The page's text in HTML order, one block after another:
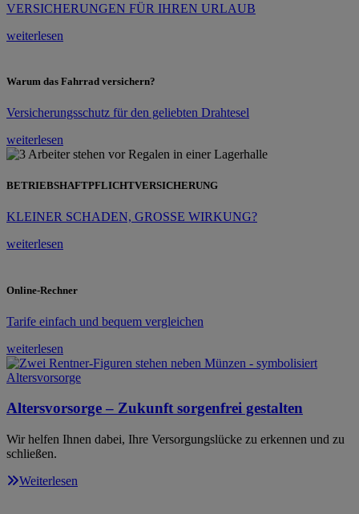
VERSICHERUNGEN FÜR IHREN URLAUB
weiterlesen
Warum das Fahrrad versichern?
Versicherungsschutz für den geliebten Drahtesel
weiterlesen
BETRIEBSHAFTPFLICHTVERSICHERUNG
KLEINER SCHADEN, GROSSE WIRKUNG?
weiterlesen
Online-Rechner
Tarife einfach und bequem vergleichen
weiterlesen
Altersvorsorge – Zukunft sorgenfrei gestalten
Wir helfen Ihnen dabei, Ihre Versorgungslücke zu erkennen und zu
schließen.
Weiterlesen